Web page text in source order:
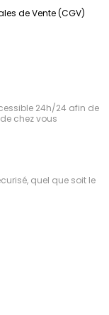
de Vente (CGV)
24h/24 afin de
chez vous
quel que soit le